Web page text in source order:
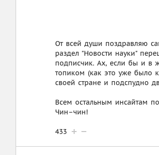
От всей души поздравляю
раздел "Новости науки"
подписчик. Ах, если бы и в
топиком (как это уже было
своей стране и подспудно
Всем остальным инсайтам
Чин–чин!
433